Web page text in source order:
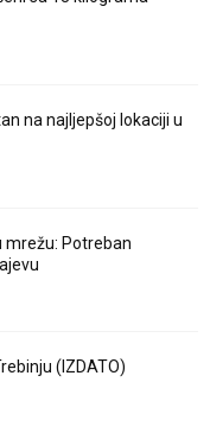
na najljepšoj lokaciji u
mrežu: Potreban
(IZDATO)